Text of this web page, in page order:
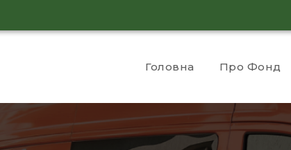
Головна Про Фонд